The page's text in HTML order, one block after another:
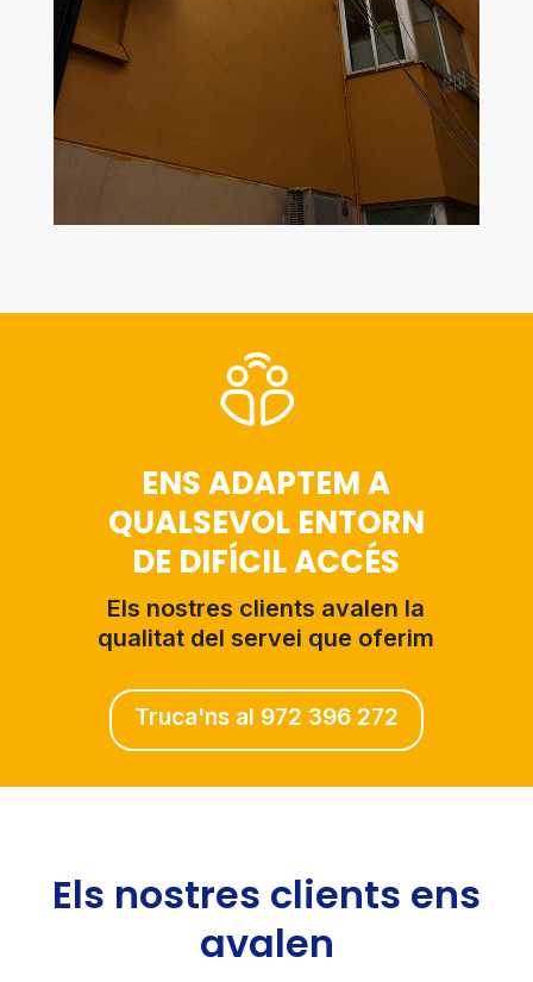
ENS ADAPTEM A
QUALSEVOL ENTORN
DE DIFÍCIL ACCÉS
Els nostres clients avalen la
qualitat del servei que oferim
Truca'ns al 972 396 272
Els nostres clients ens
avalen